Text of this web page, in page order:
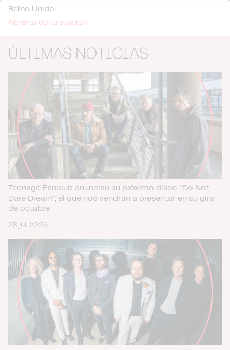
web, quienes pueden combinarla con otra información
que les haya proporcionado o que hayan recopilado a
Reino Unido
Abierta contratación
ÚLTIMAS NOTICIAS
Teenage Fanclub anuncian su próximo disco, "Do Not
Dare Dream", el que nos vendrán a presentar en su gira
de octubre
28 jul. 2026